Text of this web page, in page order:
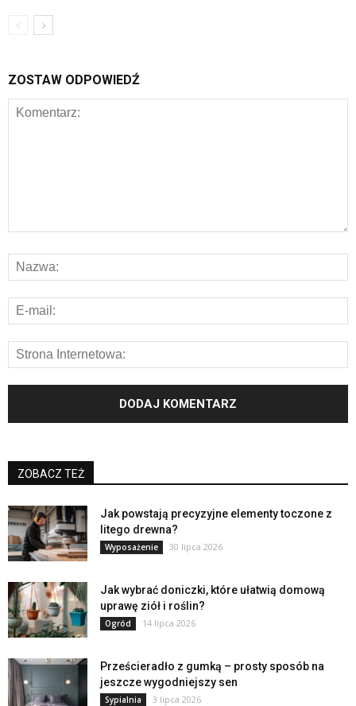
ZOSTAW ODPOWIEDŹ
ZOBACZ TEŻ
Jak powstają precyzyjne elementy toczone z
litego drewna?
Wyposażenie 30 lipca 2026
Jak wybrać doniczki, które ułatwią domową
uprawę ziół i roślin?
Ogród 14 lipca 2026
Prześcieradło z gumką – prosty sposób na
jeszcze wygodniejszy sen
Sypialnia 3 lipca 2026